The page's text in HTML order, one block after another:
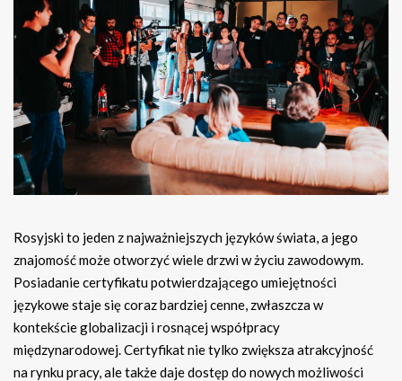
Rosyjski to jeden z najważniejszych języków świata, a jego
znajomość może otworzyć wiele drzwi w życiu zawodowym.
Posiadanie certyfikatu potwierdzającego umiejętności
językowe staje się coraz bardziej cenne, zwłaszcza w
kontekście globalizacji i rosnącej współpracy
międzynarodowej. Certyfikat nie tylko zwiększa atrakcyjność
na rynku pracy, ale także daje dostęp do nowych możliwości